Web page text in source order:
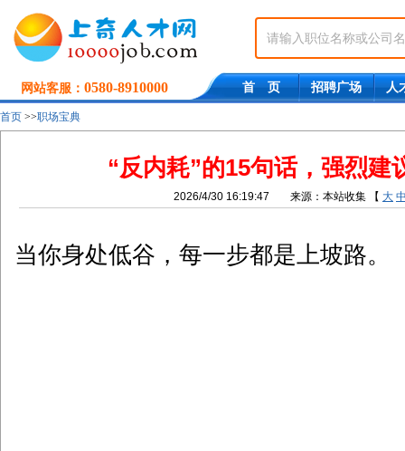
网站客服：0580-8910000 首 页 招聘广场 人
首页 >>职场宝典
“反内耗”的15句话，强烈建
2026/4/30 16:19:47 来源：本站收集 【 大
当你身处低谷，每一步都是上坡路。